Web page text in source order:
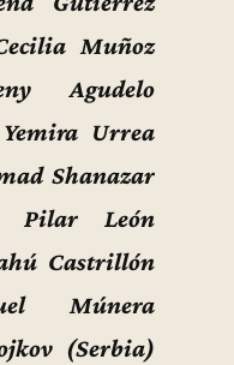
Muñoz
Agudelo
Urrea
Shanazar
Pilar León
Castrillón
Múnera
(Serbia)